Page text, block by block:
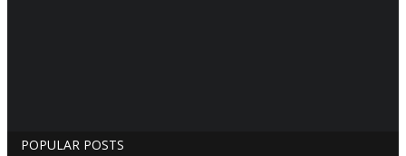
POPULAR POSTS